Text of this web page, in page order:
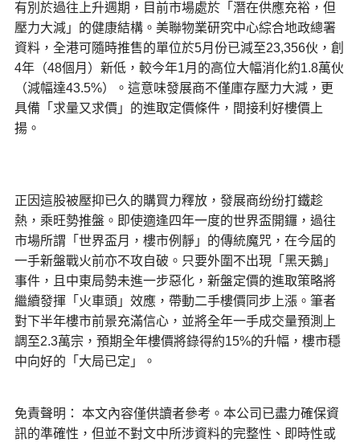
有別於過往上升週期，目前市場處於「潛在供應充裕，但
壓力大減」的健康結構。美聯物業研究中心綜合地政總署
資料，全港可隨時推售的單位於5月份已減至23,356伙，創
4年（48個月）新低，較今年1月的高位大幅消化約1.8萬伙
（減幅達43.5%）。這意味發展商不僅庫存壓力大減，更
具備「求量又求價」的進取定價條件，間接利好樓價上
揚。
正因這股被壓抑已久的購買力釋放，發展商纷纷打鐵趁
熱，乘旺勢推盤。即使適逢四年一度的世界盃開鑼，過往
市場所謂「世界盃月，樓市例靜」的傳統魔咒，在今屆的
一手新盤戰火前亦不攻自破。只要外圍不出現「黑天鵝」
事件，且中東局勢未進一步惡化，新盤定價的進取策略將
繼續發揮「火車頭」效應，帶動二手樓價同步上漲。筆者
對下半年樓市前景充滿信心，並將全年一手成交量預測上
調至2.3萬宗，預期全年樓價將錄得約15%的升幅，樓市穩
中向好的「大局已定」。
免責聲明： 本文內容僅供讀者參考。本公司已盡力確保資
訊的準確性，但並不對文中所涉資料的完整性、即時性或